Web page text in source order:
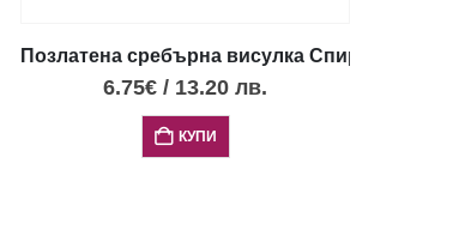
и опал „Сърце“
Позлатена сребърна висулка Спирала с
6.75€ / 13.20 лв.
КУПИ